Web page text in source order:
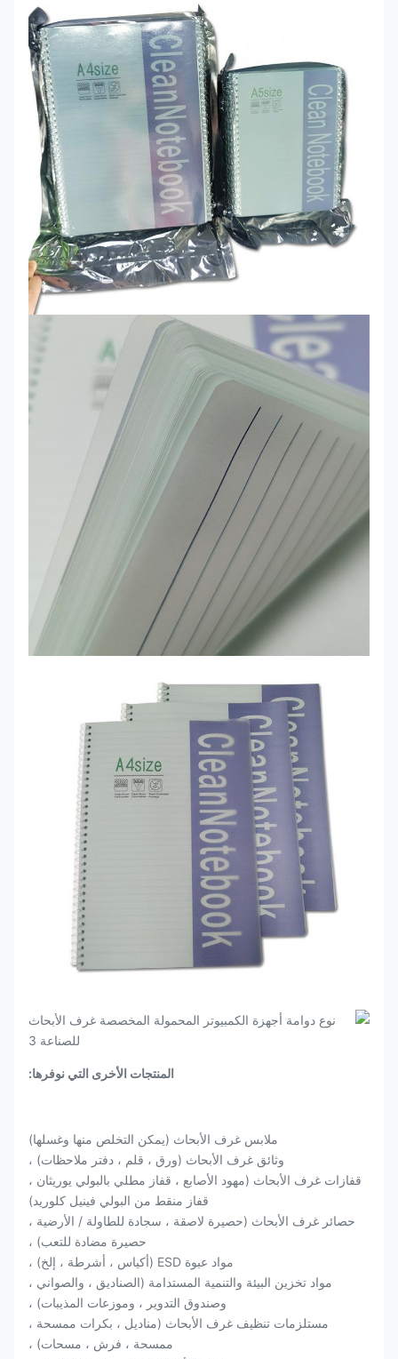
المنتجات الأخرى التي نوفرها:
ملابس غرف الأبحاث (يمكن التخلص منها وغسلها)
وثائق غرف الأبحاث (ورق ، قلم ، دفتر ملاحظات) ،
قفازات غرف الأبحاث (مهود الأصابع ، قفاز مطلي بالبولي يوريثان ،
قفاز منقط من البولي فينيل كلوريد)
حصائر غرف الأبحاث (حصيرة لاصقة ، سجادة للطاولة / الأرضية ،
حصيرة مضادة للتعب) ،
مواد عبوة ESD (أكياس ، أشرطة ، إلخ) ،
مواد تخزين البيئة والتنمية المستدامة (الصناديق ، والصواني ،
وصندوق التدوير ، وموزعات المذيبات) ،
مستلزمات تنظيف غرف الأبحاث (مناديل ، بكرات ممسحة ،
ممسحة ، فرش ، مسحات) ،